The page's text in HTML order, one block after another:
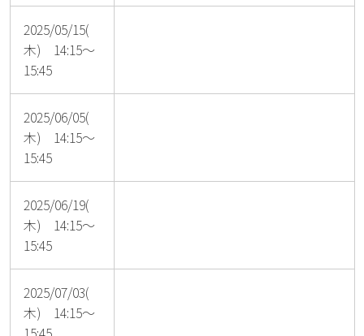
2025/05/15(
木) 14:15～
15:45
2025/06/05(
木) 14:15～
15:45
2025/06/19(
木) 14:15～
15:45
2025/07/03(
木) 14:15～